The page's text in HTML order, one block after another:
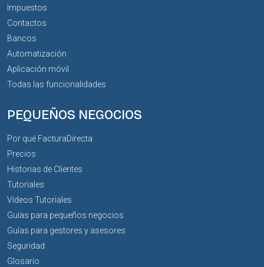
Impuestos
Contactos
Bancos
Automatización
Aplicación móvil
Todas las funcionalidades
PEQUEÑOS NEGOCIOS
Por qué FacturaDirecta
Precios
Historias de Clientes
Tutoriales
Vídeos Tutoriales
Guías para pequeños negocios
Guías para gestores y asesores
Seguridad
Glosario